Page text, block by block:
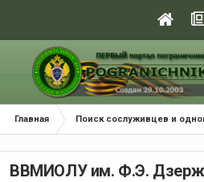
Главная Поиск сослуживцев и
ВВМИОЛУ им. Ф.Э.